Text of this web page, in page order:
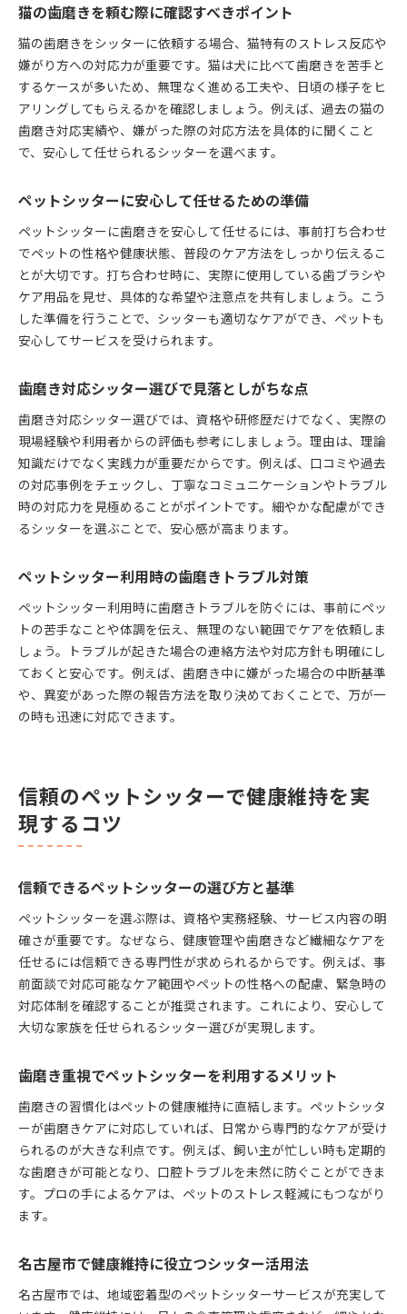
猫の歯磨きを頼む際に確認すべきポイント
猫の歯磨きをシッターに依頼する場合、猫特有のストレス反応や
嫌がり方への対応力が重要です。猫は犬に比べて歯磨きを苦手と
するケースが多いため、無理なく進める工夫や、日頃の様子をヒ
アリングしてもらえるかを確認しましょう。例えば、過去の猫の
歯磨き対応実績や、嫌がった際の対応方法を具体的に聞くこと
で、安心して任せられるシッターを選べます。
ペットシッターに安心して任せるための準備
ペットシッターに歯磨きを安心して任せるには、事前打ち合わせ
でペットの性格や健康状態、普段のケア方法をしっかり伝えるこ
とが大切です。打ち合わせ時に、実際に使用している歯ブラシや
ケア用品を見せ、具体的な希望や注意点を共有しましょう。こう
した準備を行うことで、シッターも適切なケアができ、ペットも
安心してサービスを受けられます。
歯磨き対応シッター選びで見落としがちな点
歯磨き対応シッター選びでは、資格や研修歴だけでなく、実際の
現場経験や利用者からの評価も参考にしましょう。理由は、理論
知識だけでなく実践力が重要だからです。例えば、口コミや過去
の対応事例をチェックし、丁寧なコミュニケーションやトラブル
時の対応力を見極めることがポイントです。細やかな配慮ができ
るシッターを選ぶことで、安心感が高まります。
ペットシッター利用時の歯磨きトラブル対策
ペットシッター利用時に歯磨きトラブルを防ぐには、事前にペッ
トの苦手なことや体調を伝え、無理のない範囲でケアを依頼しま
しょう。トラブルが起きた場合の連絡方法や対応方針も明確にし
ておくと安心です。例えば、歯磨き中に嫌がった場合の中断基準
や、異変があった際の報告方法を取り決めておくことで、万が一
の時も迅速に対応できます。
信頼のペットシッターで健康維持を実
現するコツ
信頼できるペットシッターの選び方と基準
ペットシッターを選ぶ際は、資格や実務経験、サービス内容の明
確さが重要です。なぜなら、健康管理や歯磨きなど繊細なケアを
任せるには信頼できる専門性が求められるからです。例えば、事
前面談で対応可能なケア範囲やペットの性格への配慮、緊急時の
対応体制を確認することが推奨されます。これにより、安心して
大切な家族を任せられるシッター選びが実現します。
歯磨き重視でペットシッターを利用するメリット
歯磨きの習慣化はペットの健康維持に直結します。ペットシッタ
ーが歯磨きケアに対応していれば、日常から専門的なケアが受け
られるのが大きな利点です。例えば、飼い主が忙しい時も定期的
な歯磨きが可能となり、口腔トラブルを未然に防ぐことができま
す。プロの手によるケアは、ペットのストレス軽減にもつながり
ます。
名古屋市で健康維持に役立つシッター活用法
名古屋市では、地域密着型のペットシッターサービスが充実して